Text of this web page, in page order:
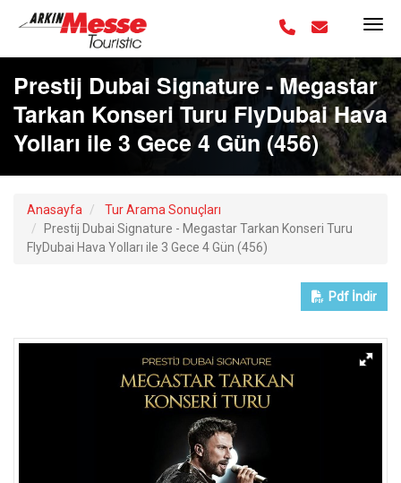
Prestij Dubai Signature - Megastar
Tarkan Konseri Turu FlyDubai Hava
Yolları ile 3 Gece 4 Gün (456)
Anasayfa
Tur Arama Sonuçları
Prestij Dubai Signature - Megastar Tarkan Konseri Turu
FlyDubai Hava Yolları ile 3 Gece 4 Gün (456)
Pdf İndir